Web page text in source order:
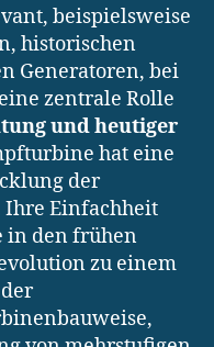
beispielsweise
historischen
Generatoren, bei
zentrale Rolle
und heutiger
hat eine
der
Ihre Einfachheit
in den frühen
zu einem